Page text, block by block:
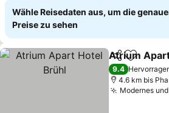
Wähle Reisedaten aus, um die
Preise zu sehen
TeilenZu
Atrium
9.4
4.6 km bis
Modernes